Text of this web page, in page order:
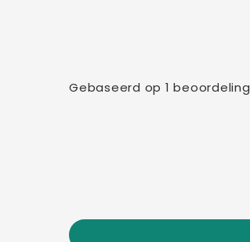
Gebaseerd op 1 beoordeling